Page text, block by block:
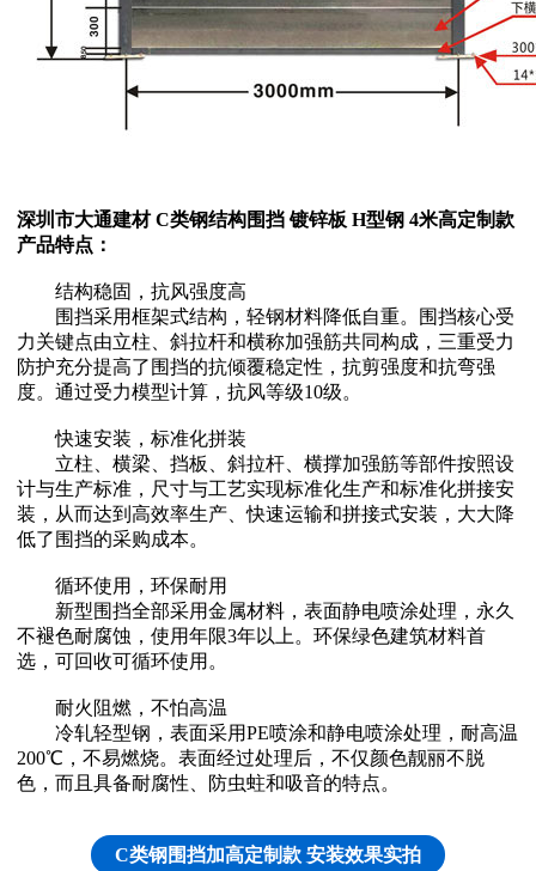
深圳市大通建材 C类钢结构围挡 镀锌板 H型钢 4米高定制款
产品特点：
结构稳固，抗风强度高
围挡采用框架式结构，轻钢材料降低自重。围挡核心受
力关键点由立柱、斜拉杆和横称加强筋共同构成，三重受力
防护充分提高了围挡的抗倾覆稳定性，抗剪强度和抗弯强
度。通过受力模型计算，抗风等级10级。
快速安装，标准化拼装
立柱、横梁、挡板、斜拉杆、横撑加强筋等部件按照设
计与生产标准，尺寸与工艺实现标准化生产和标准化拼接安
装，从而达到高效率生产、快速运输和拼接式安装，大大降
低了围挡的采购成本。
循环使用，环保耐用
新型围挡全部采用金属材料，表面静电喷涂处理，永久
不褪色耐腐蚀，使用年限3年以上。环保绿色建筑材料首
选，可回收可循环使用。
耐火阻燃，不怕高温
冷轧轻型钢，表面采用PE喷涂和静电喷涂处理，耐高温
200℃，不易燃烧。表面经过处理后，不仅颜色靓丽不脱
色，而且具备耐腐性、防虫蛀和吸音的特点。
C类钢围挡加高定制款 安装效果实拍